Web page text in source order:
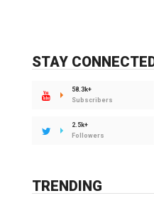
STAY
58.3k+
Subscribers
2.5k+
Followers
TRENDING